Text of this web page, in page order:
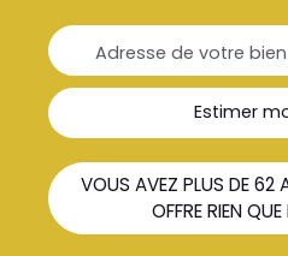
Adresse de votre bien
Estimer
VOUS AVEZ PLUS DE 62
OFFRE RIEN